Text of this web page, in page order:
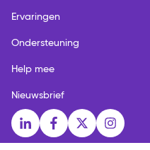
Ervaringen
Ondersteuning
Help mee
Nieuwsbrief
Social media links
LinkedInFacebook
X Instagram